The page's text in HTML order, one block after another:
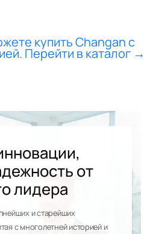
купить Changan с
Перейти в каталог →
от
лидера
и старейших
с многолетней историей и